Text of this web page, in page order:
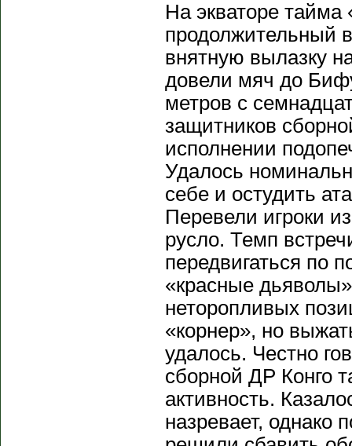
На экваторе
продолжительный
внятную вылазку
довели мяч до
метров с
защитников
исполнении
Удалось
себе и остудить
Перевели игроки
русло. Темп
передвигаться по
«красные
неторопливых
«корнер», но
удалось. Честно
сборной ДР Конго
активность.
назревает, однако